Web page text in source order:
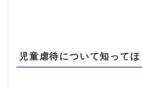
児童虐待について知ってほ